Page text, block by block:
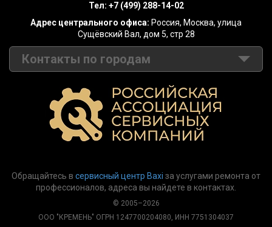
Тел: +7 (499) 288-14-02
Адрес центрального офиса: Россия, Москва, улица
Сущёвский Вал, дом 5, стр 28
Контакты по городам
+7 (499) 288-14-02
Санкт-Петербург +7 (812) 389-31-25
Барнаул +7 (495) 147-17-65
Воронеж +7 (473) 280-01-45
Обращайтесь в сервисный центр Baxi за услугами ремонта от
профессионалов, адреса вы найдете в контактах.
© 2005–2026
ООО "КРЕМЕНЬ" ОГРН 1247700204080, ИНН 7751304037